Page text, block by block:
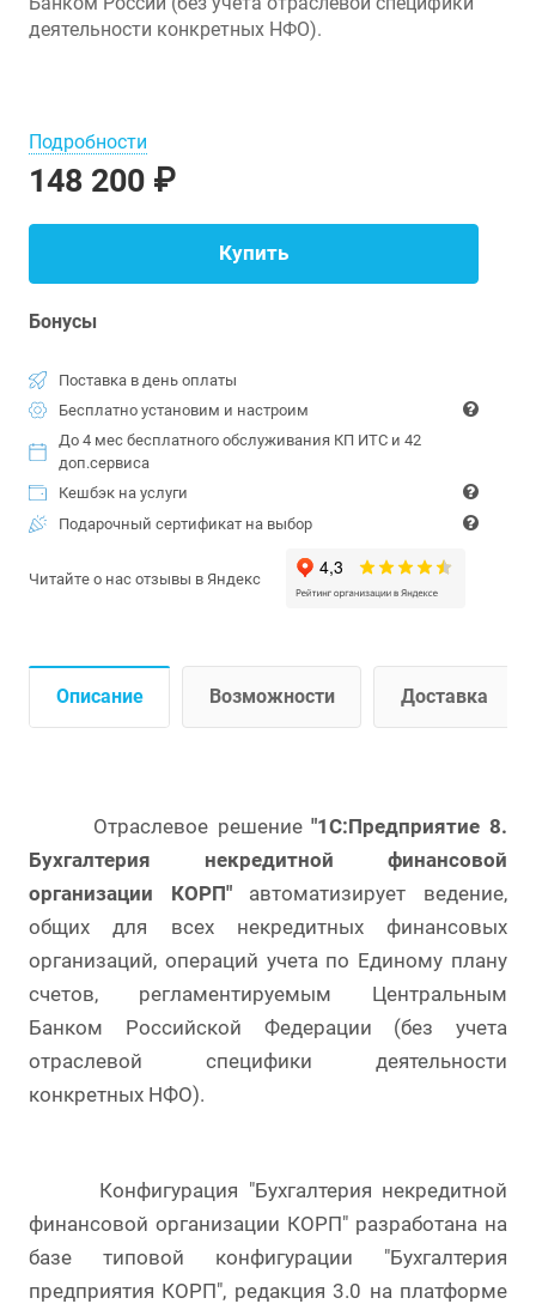
деятельности конкретных НФО).
Подробности
148 200 ₽
Купить
Бонусы
Поставка в день оплаты
Бесплатно установим и настроим
До 4 мес бесплатного обслуживания КП ИТС и 42
доп.сервиса
Кешбэк на услуги
Подарочный сертификат на выбор
Читайте о нас отзывы в Яндекс
Описание Возможности Доставка
Отраслевое решение"1С:Предприятие 8.
Бухгалтерия некредитной финансовой
организации КОРП"автоматизирует ведение,
общих для всех некредитных финансовых
организаций, операций учета по Единому плану
счетов, регламентируемым Центральным
Банком Российской Федерации (без учета
отраслевой специфики деятельности
конкретных НФО).
Конфигурация "Бухгалтерия некредитной
финансовой организации КОРП" разработана на
базе типовой конфигурации "Бухгалтерия
предприятия КОРП", редакция 3.0 на платформе